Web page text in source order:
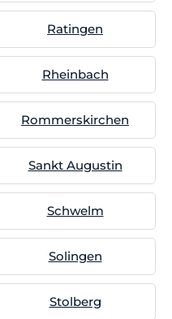
Ratingen
Rheinbach
Rommerskirchen
Sankt Augustin
Schwelm
Solingen
Stolberg